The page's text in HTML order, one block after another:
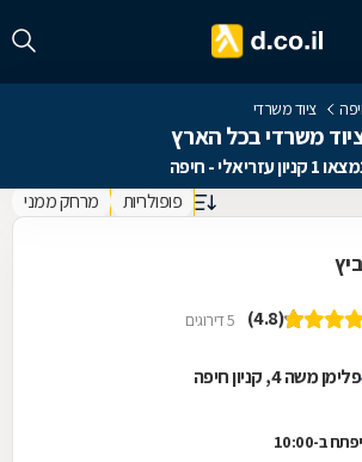
ציוד משרדי
משרדי בכל הארץ
1 קניון עזריאלי - חיפה
פופולריות מרחק ממני
(4.8) 5 דירוגים
פלימן משה 4, קניון חיפה
ב-10:00